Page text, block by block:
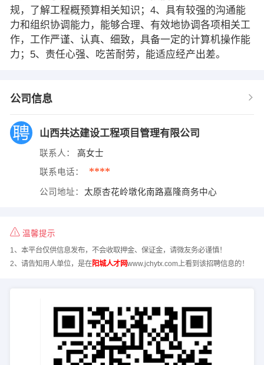
规，了解工程概预算相关知识；4、具有较强的沟通能
力和组织协调能力，能够合理、有效地协调各项相关工
作，工作严谨、认真、细致，具备一定的计算机操作能
力；5、责任心强、吃苦耐劳，能适应经产出差。
公司信息
山西共达建设工程项目管理有限公司
联系人： 高女士
联系电话： ****
公司地址： 太原杏花岭墩化南路嘉隆商务中心
温馨提示
1、本平台仅供信息发布，不会收取押金、保证金，请微友务必谨慎！
2、请告知用人单位，是在阳城人才网www.jchytx.com上看到该招聘信息的！